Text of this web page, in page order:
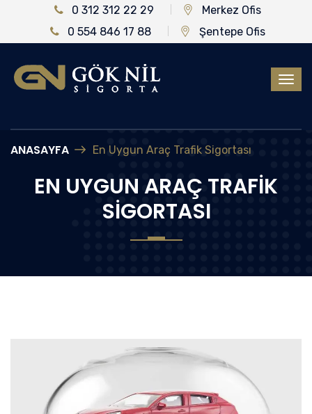
0 312 312 22 29
Merkez Ofis
0 554 846 17 88
Şentepe Ofis
ANASAYFA En Uygun Araç Trafik Sigortası
EN UYGUN ARAÇ TRAFIK
SIGORTASI